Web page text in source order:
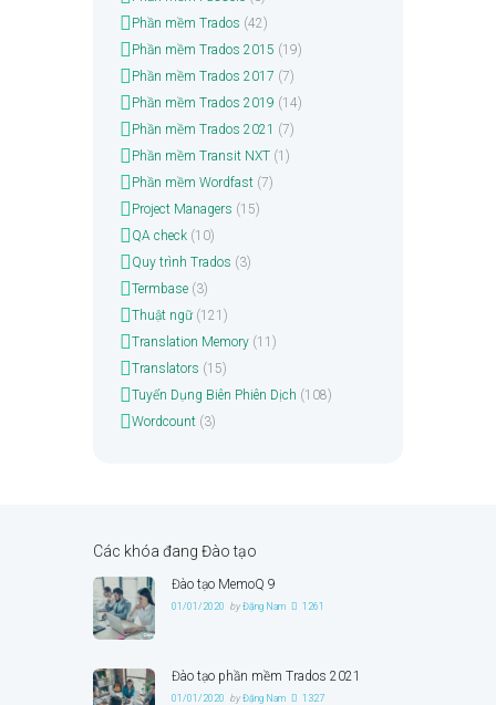
Phần mềm Trados (42)
Phần mềm Trados 2015 (19)
Phần mềm Trados 2017 (7)
Phần mềm Trados 2019 (14)
Phần mềm Trados 2021 (7)
Phần mềm Transit NXT(1)
Phần mềm Wordfast(7)
Project Managers (15)
QA check(10)
Quy trình Trados (3)
Termbase(3)
Thuật ngữ(121)
Translation Memory(11)
Translators (15)
Tuyển Dụng Biên Phiên Dịch (108)
Wordcount(3)
Các khóa đang Đào tạo
Đào tạo MemoQ 9
01/01/2020 byĐặng Nam 1261
Đào tạo phần mềm Trados 2021
01/01/2020 byĐặng Nam 1327